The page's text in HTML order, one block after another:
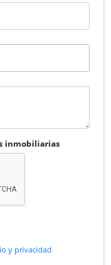
inmobiliarias
y privacidad